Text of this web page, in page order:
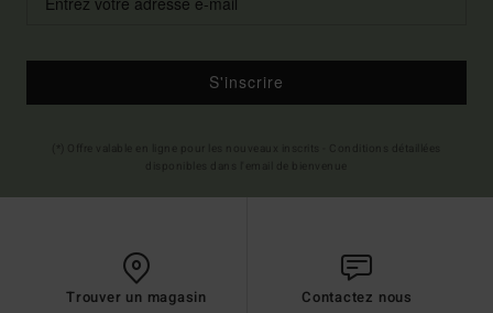
S'inscrire
Trouver un magasin Contactez nous